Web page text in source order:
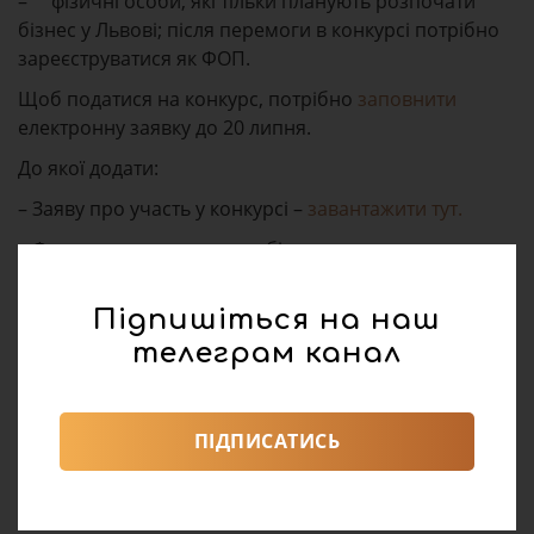
бізнес у Львові; після перемоги в конкурсі потрібно
зареєструватися як ФОП.
Щоб податися на конкурс, потрібно заповнити
електронну заявку до 20 липня.
До якої додати:
– Заяву про участь у конкурсі – завантажити тут.
– Форму проєкту розвитку бізнесу та опис продукту –
– Резюме учасників команди у довільній формі
українською мовою.
Підпишіться на наш
телеграм канал
ПІДПИСАТИСЬ